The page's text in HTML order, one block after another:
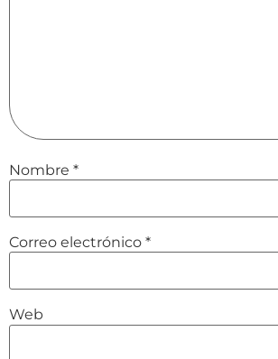
Nombre *
Correo electrónico *
Web